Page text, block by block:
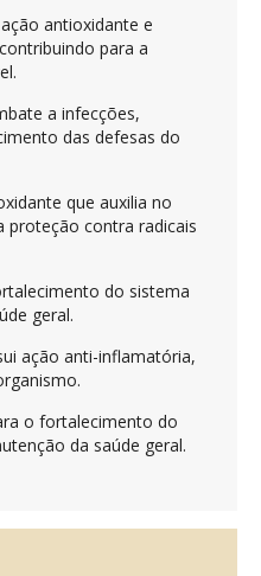
antioxidante e
para a
a infecções,
das defesas do
que auxilia no
proteção contra radicais
do sistema
geral.
ação anti-inflamatória,
o fortalecimento do
da saúde geral.